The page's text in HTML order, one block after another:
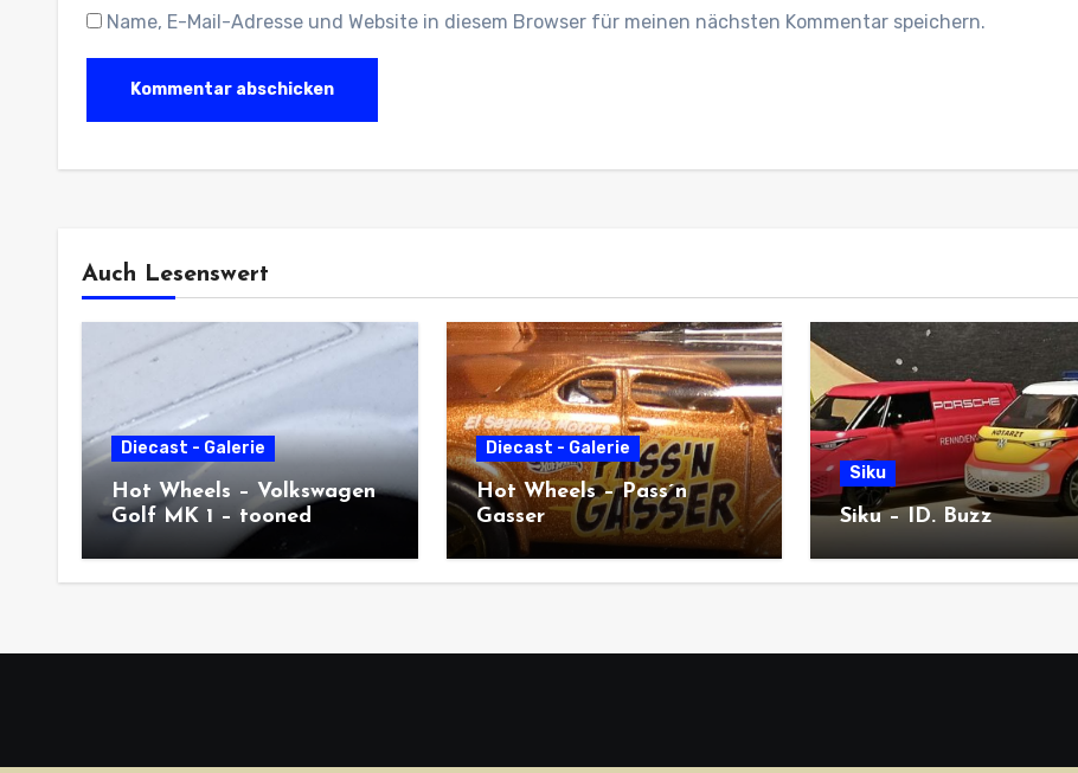
Name, E-Mail-Adresse und Website in diesem Browser für meinen nächsten Kommentar speichern.
Auch Lesenswert
Diecast - Galerie
Hot Wheels – Volkswagen
Golf MK 1 – tooned
Diecast - Galerie
Hot Wheels – Pass´n
Gasser
Siku
Siku – ID. Buzz